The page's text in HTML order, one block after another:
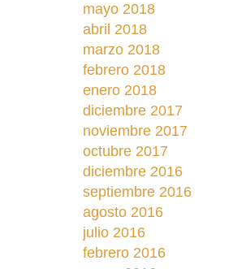
mayo 2018
abril 2018
marzo 2018
febrero 2018
enero 2018
diciembre 2017
noviembre 2017
octubre 2017
diciembre 2016
septiembre 2016
agosto 2016
julio 2016
febrero 2016